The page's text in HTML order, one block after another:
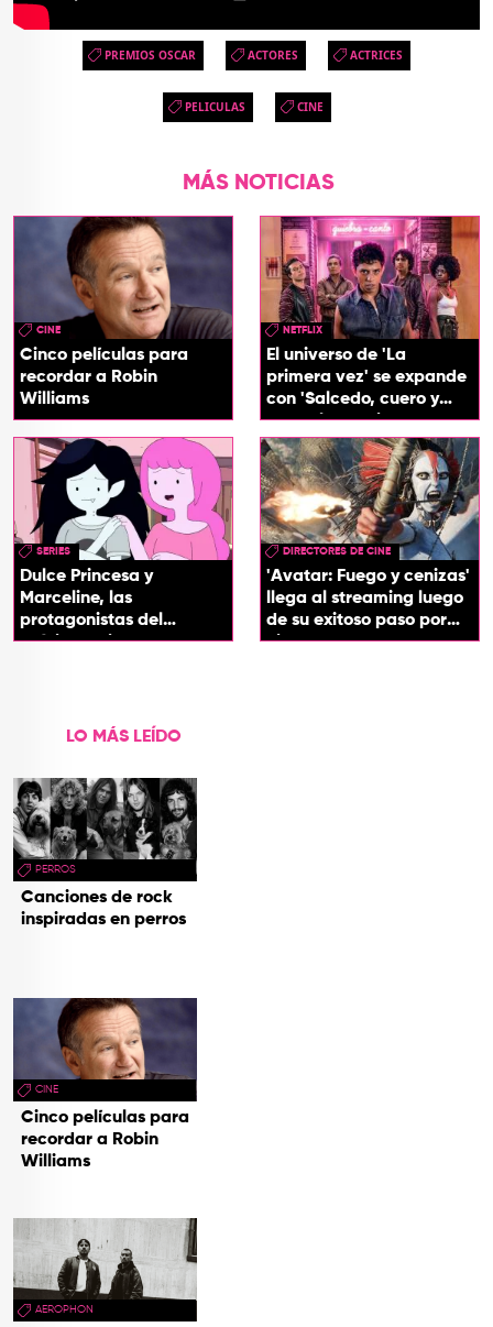
PREMIOS OSCAR ACTORES ACTRICES
PELICULAS CINE
MÁS NOTICIAS
CINE
Cinco películas para
recordar a Robin
Williams
NETFLIX
El universo de 'La
primera vez' se expande
con 'Salcedo, cuero y
boogaloo', spin off
SERIES
Dulce Princesa y
Marceline, las
protagonistas del
próximo spin-off de 'Hora
DIRECTORES DE CINE
'Avatar: Fuego y cenizas'
llega al streaming luego
de su exitoso paso por
cines
LO MÁS LEÍDO
PERROS
Canciones de rock
inspiradas en perros
CINE
Cinco películas para
recordar a Robin
Williams
AEROPHON